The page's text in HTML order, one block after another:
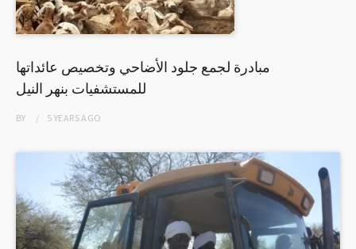
مبادرة لجمع جلود الأضاحي وتخصيص عائداتها
للمستشفيات بنهر النيل
BY 5 YEARSAGO